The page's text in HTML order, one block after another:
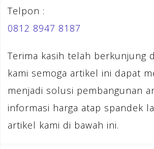
Telpon :
0812 8947 8187
Terima kasih telah berkunjung
kami semoga artikel ini dapat
menjadi solusi pembangunan
informasi harga atap spandek
artikel kami di bawah ini.